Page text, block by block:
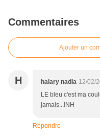
Commentaires
Ajouter un
H halary nadia 12/02/
LE bleu c'est ma
jamais...!NH
Répondre